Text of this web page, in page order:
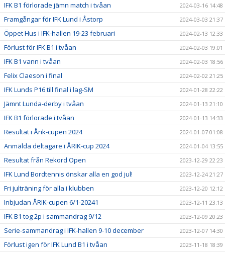
IFK B1 förlorade jämn match i tvåan 2024-03-16 14:48
Framgångar för IFK Lund i Åstorp 2024-03-03 21:37
Öppet Hus i IFK-hallen 19-23 februari 2024-02-13 12:33
Förlust för IFK B1 i tvåan 2024-02-03 19:01
IFK B1 vann i tvåan 2024-02-03 18:56
Felix Claeson i final 2024-02-02 21:25
IFK Lunds P16 till final i lag-SM 2024-01-28 22:22
Jämnt Lunda-derby i tvåan 2024-01-13 21:10
IFK B1 förlorade i tvåan 2024-01-13 14:33
Resultat i Årik-cupen 2024 2024-01-07 01:08
Anmälda deltagare i ÅRIK-cup 2024 2024-01-04 13:55
Resultat från Rekord Open 2023-12-29 22:23
IFK Lund Bordtennis önskar alla en god jul! 2023-12-24 21:27
Fri julträning för alla i klubben 2023-12-20 12:12
Inbjudan ÅRIK-cupen 6/1-20241 2023-12-11 23:13
IFK B1 tog 2p i sammandrag 9/12 2023-12-09 20:23
Serie-sammandrag i IFK-hallen 9-10 december 2023-12-07 14:30
Förlust igen för IFK Lund B1 i tvåan 2023-11-18 18:39